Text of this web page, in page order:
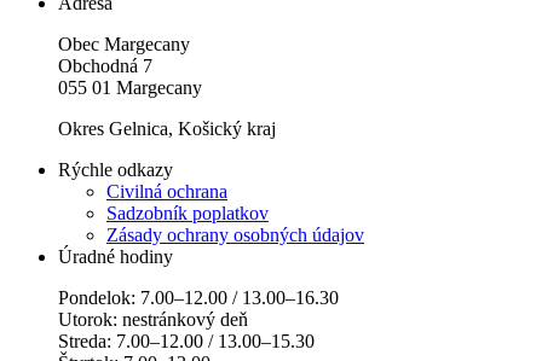
Obec Margecany
Obchodná 7
055 01 Margecany
Okres Gelnica, Košický kraj
Rýchle odkazy
Civilná ochrana
Sadzobník poplatkov
Zásady ochrany osobných údajov
Úradné hodiny
Pondelok: 7.00–12.00 / 13.00–16.30
Utorok: nestránkový deň
Streda: 7.00–12.00 / 13.00–15.30